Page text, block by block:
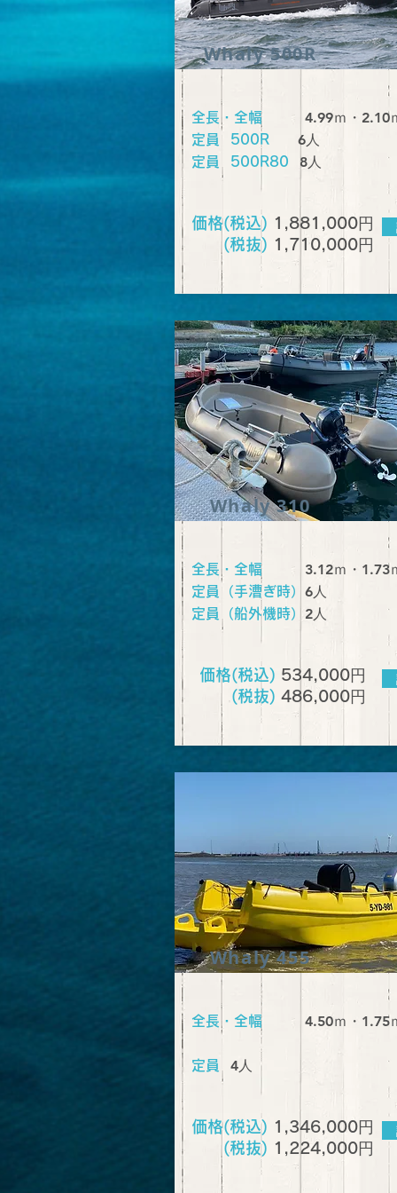
Whaly 500R
全長・全幅 4.99ｍ・2.10
定員 500R ​ 6人
定員 500R80 ​8人
価格(税込) 1,881,000円
(税抜) 1,710,000円
Whaly 310
全長・全幅 3.12ｍ・1.73
定員（手漕ぎ時） ​6人
定員（船外機時） ​2人
価格(税込) 534,000円
(税抜) 486,000円
Whaly 455
全長・全幅 4.50ｍ・1.75
定員 ​4人
価格(税込) 1,346,000円
(税抜) 1,224,000円